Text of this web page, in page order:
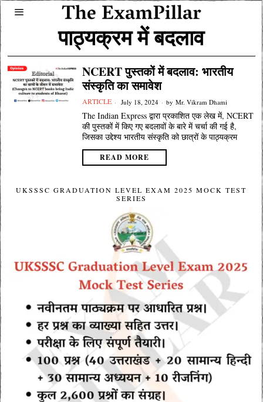
पाठ्यक्रम में बदलाव
NCERT पुस्तकों में बदलाव: भारतीय
संस्कृति का समावेश
ARTICLE July 18, 2024 by Mr. Vikram Dhami
The Indian Express द्वारा प्रकाशित एक लेख में, NCERT
की पुस्तकों में किए गए बदलावों के बारे में चर्चा की गई है,
जिसका उद्देश्य भारतीय संस्कृति को छात्रों के पाठ्यक्रम
READ MORE
UKSSSC GRADUATION LEVEL EXAM 2025 MOCK TEST
SERIES